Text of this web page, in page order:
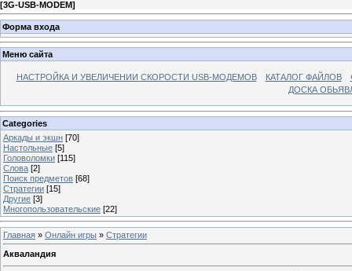
[3G-USB-MODEM]
Форма входа
Меню сайта
НАСТРОЙКА И УВЕЛИЧЕНИИ СКОРОСТИ USB-МОДЕМОВ КАТАЛОГ ФАЙЛОВ
ДОСКА
Categories
Аркады и экшн [70]
Настольные [5]
Головоломки [115]
Слова [2]
Поиск предметов [68]
Стратегии [15]
Другие [3]
Многопользовательские [22]
Главная » Онлайн игры » Стратегии
Акваландия